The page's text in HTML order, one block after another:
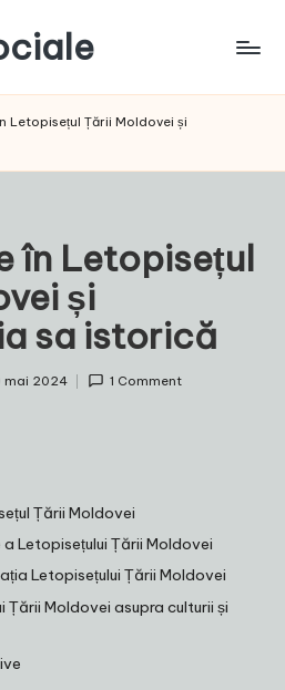
Letopisețul Țării Moldovei și
în Letopisețul
și
sa istorică
mai 2024 1 Comment
Țării Moldovei
Letopisețului Țării Moldovei
Letopisețului Țării Moldovei
Țării Moldovei asupra culturii și